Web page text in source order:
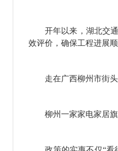
开年以来，湖北交通
效评价，确保工程进展顺
走在广西柳州市街头
柳州一家家电家居旗